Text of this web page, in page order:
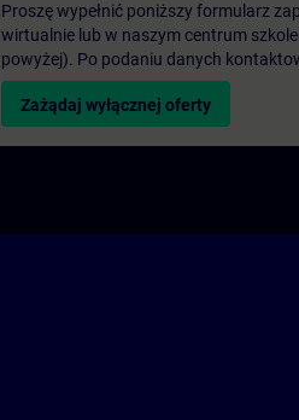
Proszę wypełnić poniższy formularz
wirtualnie lub w naszym centrum
powyżej). Po podaniu danych
Zażądaj wyłącznej oferty